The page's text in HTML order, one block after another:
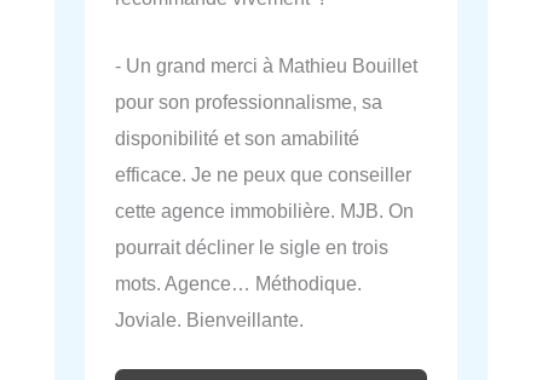
- Un grand merci à Mathieu Bouillet
pour son professionnalisme, sa
disponibilité et son amabilité
efficace. Je ne peux que conseiller
cette agence immobilière. MJB. On
pourrait décliner le sigle en trois
mots. Agence… Méthodique.
Joviale. Bienveillante.